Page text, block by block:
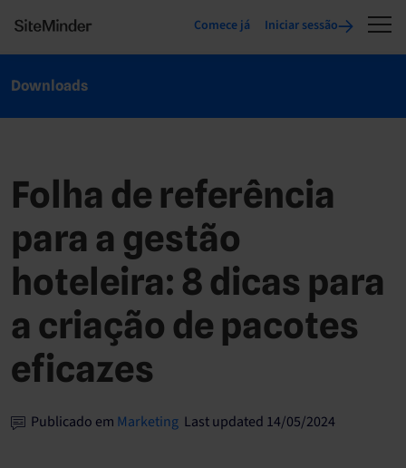
Comece já Iniciar sessão
Downloads
Folha de referência
para a gestão
hoteleira: 8 dicas para
a criação de pacotes
eficazes
Publicado em Marketing Last updated 14/05/2024